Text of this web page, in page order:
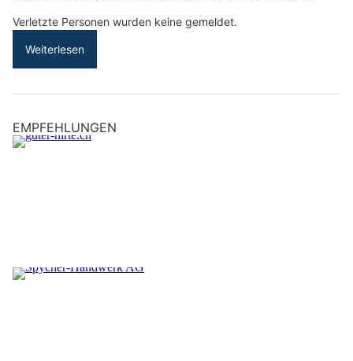
Verletzte Personen wurden keine gemeldet.
Weiterlesen
EMPFEHLUNGEN